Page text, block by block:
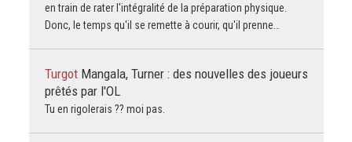
en train de rater l'intégralité de la préparation physique.
Donc, le temps qu'il se remette à courir, qu'il prenne…
Turgot Mangala, Turner : des nouvelles des joueurs
prêtés par l'OL
Tu en rigolerais ?? moi pas.